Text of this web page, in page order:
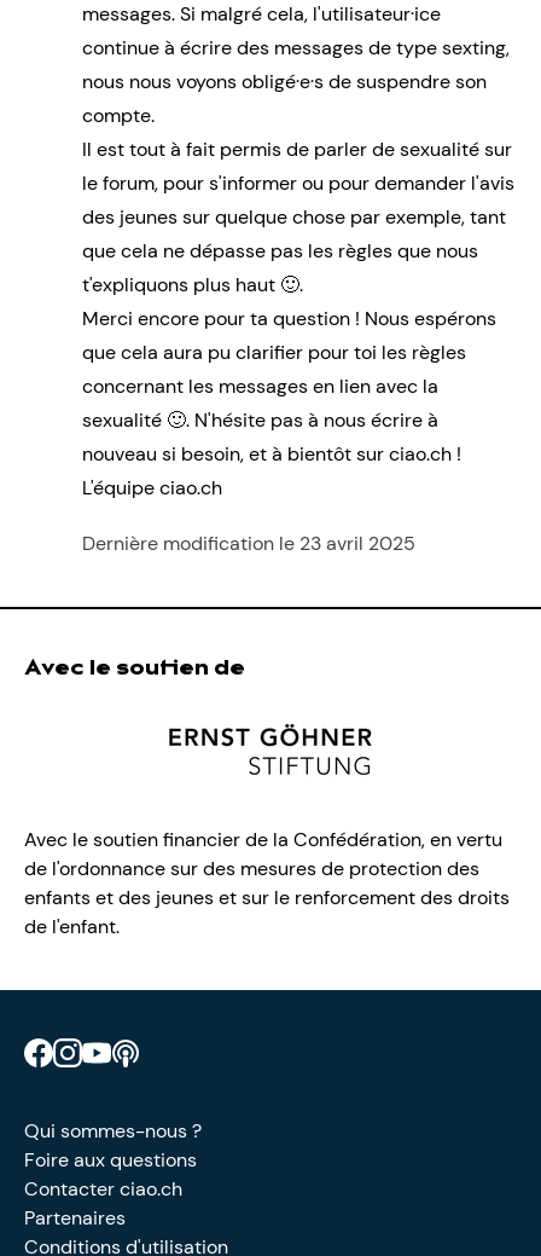
messages. Si malgré cela, l'utilisateur·ice
continue à écrire des messages de type sexting,
nous nous voyons obligé·e·s de suspendre son
compte.
Il est tout à fait permis de parler de sexualité sur
le forum, pour s'informer ou pour demander l'avis
des jeunes sur quelque chose par exemple, tant
que cela ne dépasse pas les règles que nous
t'expliquons plus haut 🙂.
Merci encore pour ta question ! Nous espérons
que cela aura pu clarifier pour toi les règles
concernant les messages en lien avec la
sexualité 🙂. N'hésite pas à nous écrire à
nouveau si besoin, et à bientôt sur ciao.ch !
L'équipe ciao.ch
Dernière modification le 23 avril 2025
Avec le soutien de
Avec le soutien financier de la Confédération, en vertu
de l'ordonnance sur des mesures de protection des
enfants et des jeunes et sur le renforcement des droits
de l'enfant.
Retrouve CIAO sur Facebook
Retrouve CIAO sur Instagram
Retrouve CIAO sur YouTube
Qui sommes-nous ?
Foire aux questions
Contacter ciao.ch
Partenaires
Conditions d'utilisation